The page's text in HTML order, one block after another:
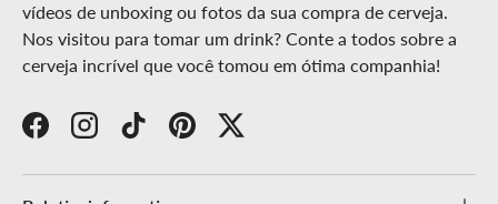
vídeos de unboxing ou fotos da sua compra de cerveja.
Nos visitou para tomar um drink? Conte a todos sobre a
cerveja incrível que você tomou em ótima companhia!
FacebookInstagramTikTokPinterestTwitter